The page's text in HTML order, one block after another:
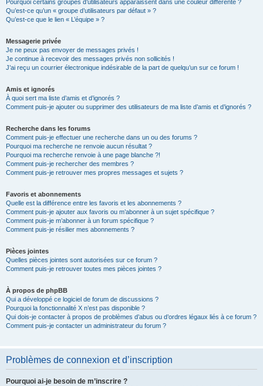
Pourquoi certains groupes d’utilisateurs apparaissent dans une couleur différente ?
Qu’est-ce qu’un « groupe d’utilisateurs par défaut » ?
Qu’est-ce que le lien « L’équipe » ?
Messagerie privée
Je ne peux pas envoyer de messages privés !
Je continue à recevoir des messages privés non sollicités !
J’ai reçu un courrier électronique indésirable de la part de quelqu’un sur ce forum !
Amis et ignorés
À quoi sert ma liste d’amis et d’ignorés ?
Comment puis-je ajouter ou supprimer des utilisateurs de ma liste d’amis et d’ignorés ?
Recherche dans les forums
Comment puis-je effectuer une recherche dans un ou des forums ?
Pourquoi ma recherche ne renvoie aucun résultat ?
Pourquoi ma recherche renvoie à une page blanche ?!
Comment puis-je rechercher des membres ?
Comment puis-je retrouver mes propres messages et sujets ?
Favoris et abonnements
Quelle est la différence entre les favoris et les abonnements ?
Comment puis-je ajouter aux favoris ou m’abonner à un sujet spécifique ?
Comment puis-je m’abonner à un forum spécifique ?
Comment puis-je résilier mes abonnements ?
Pièces jointes
Quelles pièces jointes sont autorisées sur ce forum ?
Comment puis-je retrouver toutes mes pièces jointes ?
À propos de phpBB
Qui a développé ce logiciel de forum de discussions ?
Pourquoi la fonctionnalité X n’est pas disponible ?
Qui dois-je contacter à propos de problèmes d’abus ou d’ordres légaux liés à ce forum ?
Comment puis-je contacter un administrateur du forum ?
Problèmes de connexion et d’inscription
Pourquoi ai-je besoin de m’inscrire ?